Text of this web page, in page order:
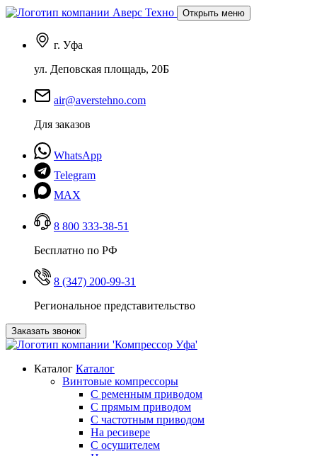
Открыть меню
г. Уфа
ул. Деповская площадь, 20Б
air@averstehno.com
Для заказов
WhatsApp
Telegram
MAX
8 800 333-38-51
Бесплатно по РФ
8 (347) 200-99-31
Региональное представительство
Заказать звонок
Каталог Каталог
Винтовые компрессоры
С ременным приводом
С прямым приводом
С частотным приводом
На ресивере
С осушителем